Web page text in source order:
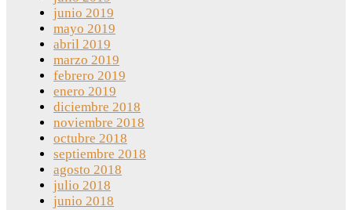
junio 2019
mayo 2019
abril 2019
marzo 2019
febrero 2019
enero 2019
diciembre 2018
noviembre 2018
octubre 2018
septiembre 2018
agosto 2018
julio 2018
junio 2018